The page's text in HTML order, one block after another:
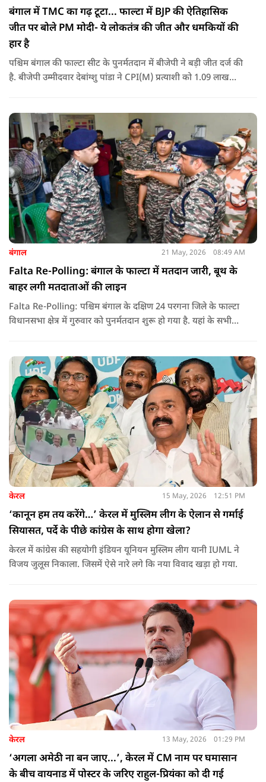
बंगाल में TMC का गढ़ टूटा... फाल्टा में BJP की ऐतिहासिक
जीत पर बोले PM मोदी- ये लोकतंत्र की जीत और धमकियों की
हार है
पश्चिम बंगाल की फाल्टा सीट के पुनर्मतदान में बीजेपी ने बड़ी जीत दर्ज की
है. बीजेपी उम्मीदवार देबांग्शु पांडा ने CPI(M) प्रत्याशी को 1.09 लाख
बंगाल 21 May, 2026 08:49 AM
Falta Re-Polling: बंगाल के फाल्टा में मतदान जारी, बूथ के
बाहर लगी मतदाताओं की लाइन
Falta Re-Polling: पश्चिम बंगाल के दक्षिण 24 परगना जिले के फाल्टा
विधानसभा क्षेत्र में गुरुवार को पुनर्मतदान शुरू हो गया है. यहां के सभी
केरल 15 May, 2026 12:51 PM
‘कानून हम तय करेंगे…’ केरल में मुस्लिम लीग के ऐलान से गर्माई
सियासत, पर्दे के पीछे कांग्रेस के साथ होगा खेला?
केरल में कांग्रेस की सहयोगी इंडियन यूनियन मुस्लिम लीग यानी IUML ने
विजय जुलूस निकाला. जिसमें ऐसे नारे लगे कि नया विवाद खड़ा हो गया.
केरल 13 May, 2026 01:29 PM
‘अगला अमेठी ना बन जाए...’, केरल में CM नाम पर घमासान
के बीच वायनाड में पोस्टर के जरिए राहुल-प्रियंका को दी गई